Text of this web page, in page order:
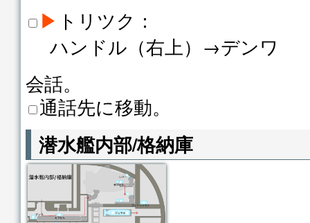
▶ トリツク：
ハンドル（右上）→デンワ
会話。
通話先に移動。
潜水艦内部/格納庫